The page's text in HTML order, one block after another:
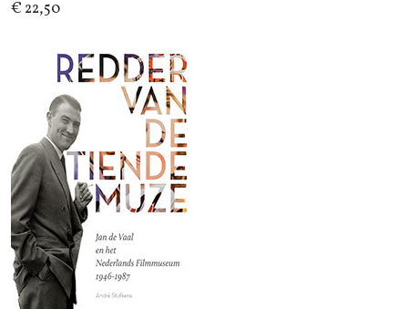
€ 22,50